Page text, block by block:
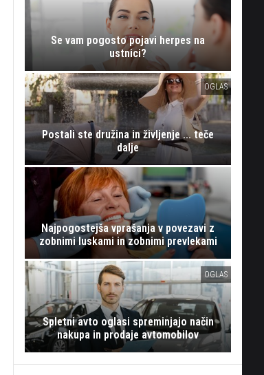
Se vam pogosto pojavi herpes na
ustnici?
OGLAS
Postali ste družina in življenje ... teče
dalje
Najpogostejša vprašanja v povezavi z
zobnimi luskami in zobnimi prevlekami
OGLAS
Spletni avto oglasi spreminjajo način
nakupa in prodaje avtomobilov